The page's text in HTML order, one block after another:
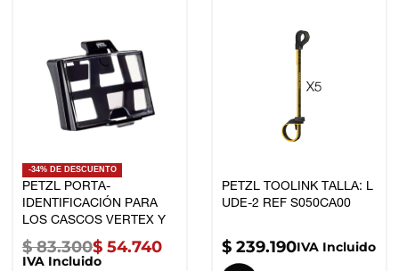
-34% DE DESCUENTO
PETZL PORTA-
IDENTIFICACIÓN PARA
LOS CASCOS VERTEX Y
STRATO UDE-4 REF
A018AA00
$83.300$ 54.740
IVA Incluido
PETZL TOOLINK TALLA: L
UDE-2 REF S050CA00
$ 239.190IVA Incluido